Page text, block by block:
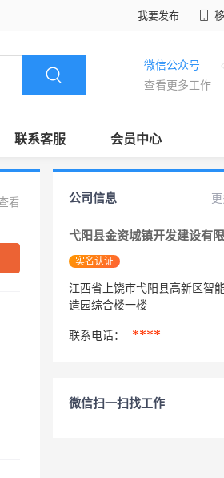
我要发布
微信公众号
查看更多工作
联系客服 会员中心
看 公司信息
实名认证
江西省上饶市弋阳县高新区智
造园综合楼一楼
联系电话： ****
微信扫一扫找工作